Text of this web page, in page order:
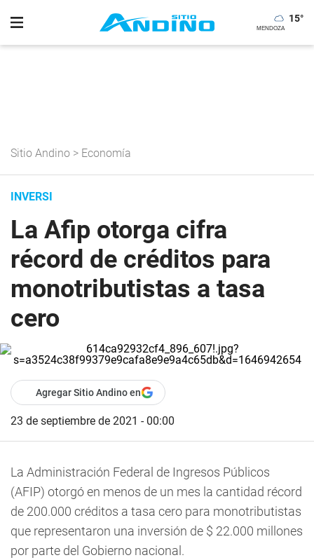
15°
Sitio Andino > Economía
INVERSI
La Afip otorga cifra
récord de créditos para
monotributistas a tasa
cero
Agregar Sitio Andino en
23 de septiembre de 2021 - 00:00
La Administración Federal de Ingresos Públicos
(AFIP) otorgó en menos de un mes la cantidad récord
de 200.000 créditos a tasa cero para monotributistas
que representaron una inversión de $ 22.000 millones
por parte del Gobierno nacional.